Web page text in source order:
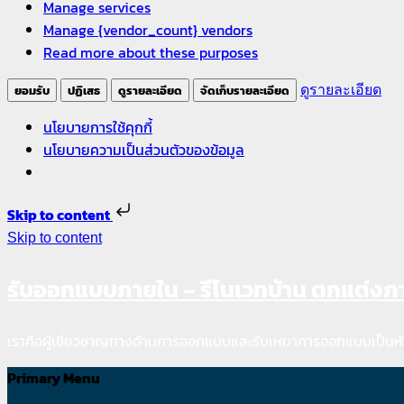
Manage services
Manage {vendor_count} vendors
Read more about these purposes
ยอมรับ ปฏิเสธ ดูรายละเอียด จัดเก็บรายละเอียด ดูรายละเอียด
นโยบายการใช้คุกกี้
นโยบายความเป็นส่วนตัวของข้อมูล
Skip to content
Skip to content
Primary Menu